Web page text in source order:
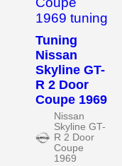
Tuning
Nissan
Skyline GT-
R 2 Door
Coupe 1969
Nissan
Skyline GT-
R 2 Door
Coupe
1969